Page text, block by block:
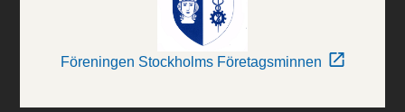
Föreningen Stockholms Företagsminnen